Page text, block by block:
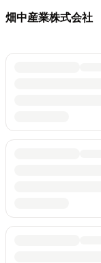
畑中産業株式会社